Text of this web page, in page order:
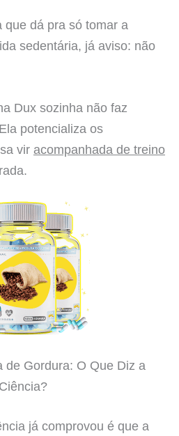
dá pra só tomar a
sedentária, já aviso: não
Dux sozinha não faz
potencializa os
vir acompanhada de treino
de Gordura: O Que Diz a
Ciência?
já comprovou é que a